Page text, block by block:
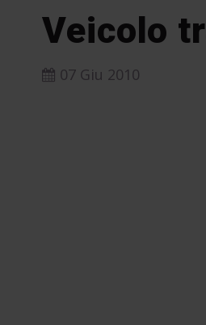
Veicolo
07 Giu 2010